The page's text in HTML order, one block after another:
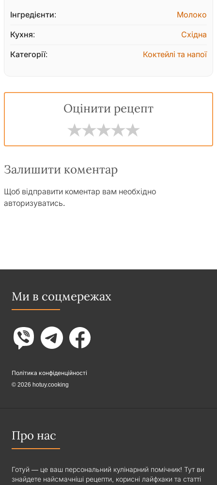
Інгредієнти: Молоко
Кухня: Східна
Категорії: Коктейлі та напої
Оцінити рецепт
Залишити коментар
Щоб відправити коментар вам необхідно
авторизуватись.
Ми в соцмережах
Політика конфіденційності
© 2026 hotuy.cooking
Про нас
Готуй — це ваш персональний кулінарний помічник! Тут ви
знайдете найсмачніші рецепти, корисні лайфхаки та статті